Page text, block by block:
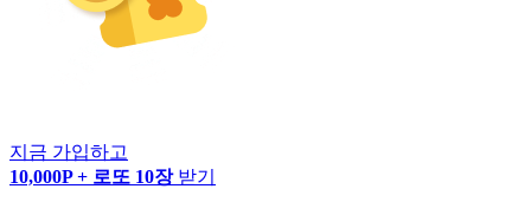
지금 가입하고
10,000P + 로또 10장 받기